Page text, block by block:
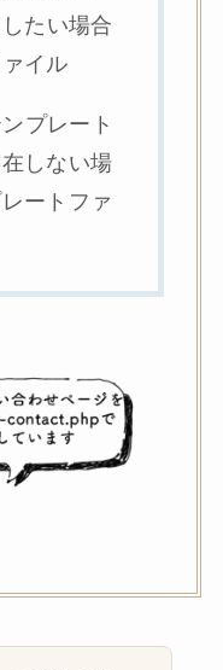
たい場合
イル
プレート
しない場
ートファ